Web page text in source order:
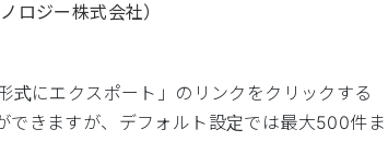
ロジー株式会社）
にエクスポート」のリンクをクリックする
できますが、デフォルト設定では最大500件ま